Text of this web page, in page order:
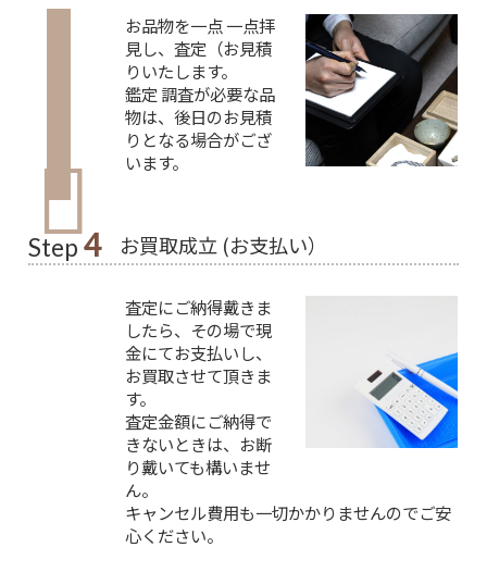
お品物を一点 一点拝
見し、査定（お見積
りいたします。
鑑定 調査が必要な品
物は、後日のお見積
りとなる場合がござ
います。
Step 4 お買取成立 (お支払い）
査定にご納得戴きま
したら、その場で現
金にてお支払いし、
お買取させて頂きま
す。
査定金額にご納得で
きないときは、お断
り戴いても構いませ
ん。
キャンセル費用も一切かかりませんのでご安
心ください。